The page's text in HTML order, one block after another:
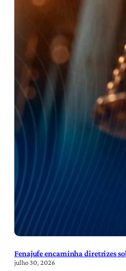
Fenajufe encaminha diretrizes
julho 30, 2026